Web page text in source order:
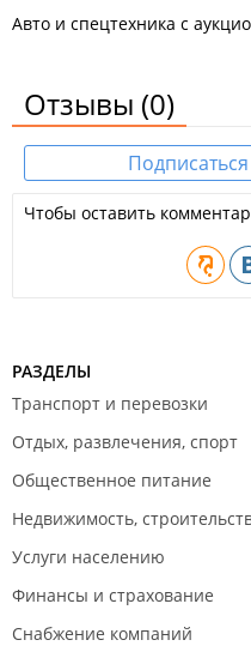
Авто и спецтехника с
Отзывы (0)
Чтобы оставить
РАЗДЕЛЫ
Транспорт и перевозки
Отдых, развлечения, спорт
Общественное питание
Недвижимость,
Услуги населению
Финансы и страхование
Снабжение компаний